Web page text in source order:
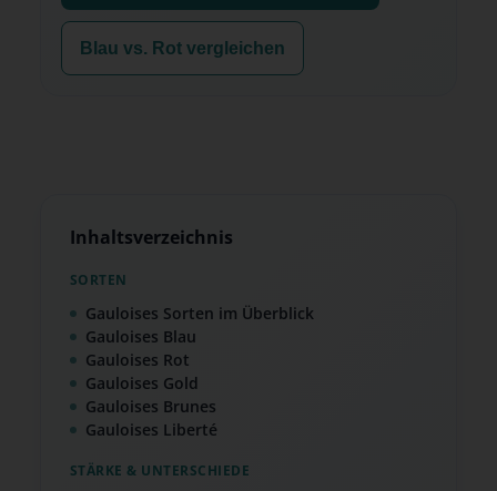
Blau vs. Rot vergleichen
Inhaltsverzeichnis
SORTEN
Gauloises Sorten im Überblick
Gauloises Blau
Gauloises Rot
Gauloises Gold
Gauloises Brunes
Gauloises Liberté
STÄRKE & UNTERSCHIEDE